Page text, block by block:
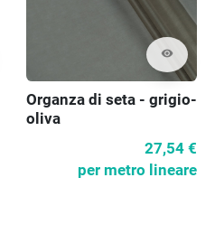
visibility
Organza di seta - grigio-
oliva
27,54 €
per metro lineare